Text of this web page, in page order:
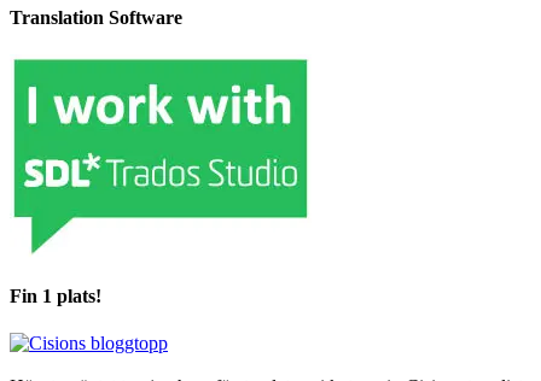
Translation Software
Fin 1 plats!